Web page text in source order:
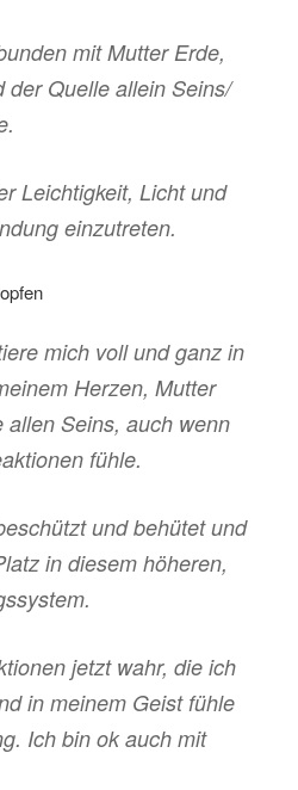
mit Mutter Erde,
der Quelle allein Seins/
Leichtigkeit, Licht und
einzutreten.
mich voll und ganz in
Herzen, Mutter
allen Seins, auch wenn
fühle.
und behütet und
in diesem höheren,
jetzt wahr, die ich
in meinem Geist fühle
Ich bin ok auch mit